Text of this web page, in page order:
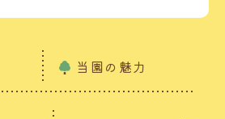
当園の魅力